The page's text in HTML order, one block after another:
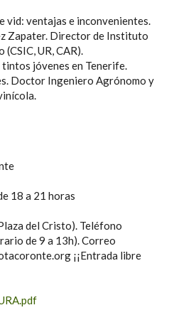
vid: ventajas e inconvenientes.
Zapater. Director de Instituto
UR, CAR).
jóvenes en Tenerife.
Doctor Ingeniero Agrónomo y
18 a 21 horas
del Cristo). Teléfono
de 9 a 13h). Correo
¡¡Entrada libre